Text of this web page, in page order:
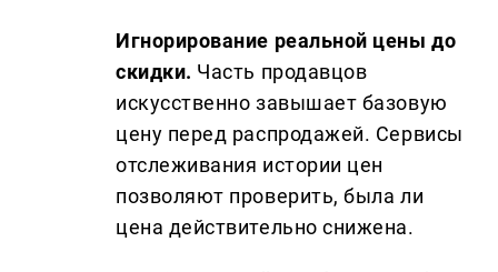
Игнорирование реальной цены до
скидки. Часть продавцов
искусственно завышает базовую
цену перед распродажей. Сервисы
отслеживания истории цен
позволяют проверить, была ли
цена действительно снижена.